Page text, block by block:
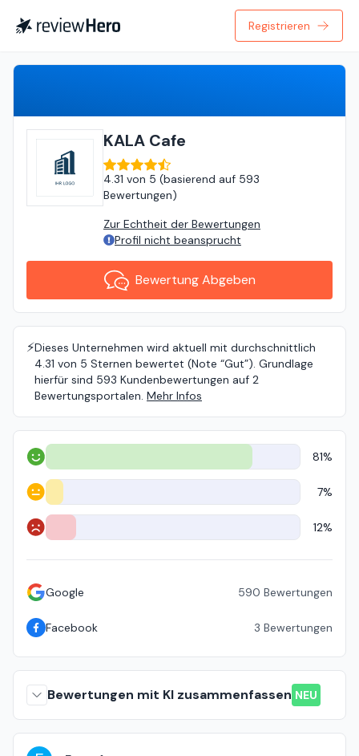
Registrieren
KALA Cafe
4.31 von 5 (basierend auf 593
Bewertungen)
Zur Echtheit der Bewertungen
Profil nicht beansprucht
Bewertung Abgeben
⚡️Dieses Unternehmen wird aktuell mit durchschnittlich
4.31 von 5 Sternen bewertet (Note “Gut”). Grundlage
hierfür sind 593 Kundenbewertungen auf 2
Bewertungsportalen. Mehr Infos
Positiv 81%
Neutral 7%
Negativ 12%
Google 590 Bewertungen
Facebook 3 Bewertungen
Bewertungen mit KI zusammenfassen NEU